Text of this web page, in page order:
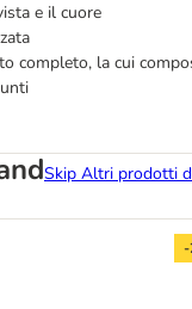
e il cuore
completo, la cui
Skip Altri prodotti
-